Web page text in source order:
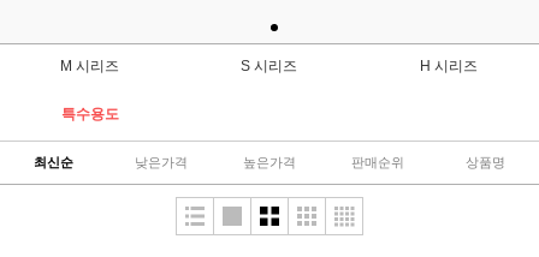
M 시리즈 S 시리즈 H 시리즈
특수용도
최신순 낮은가격 높은가격 판매순위 상품명